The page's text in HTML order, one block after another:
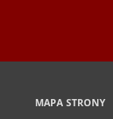
MAPA STRONY